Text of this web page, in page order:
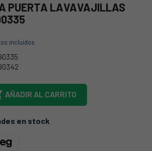
PUERTA LAVAVAJILLAS
incluidos
AÑADIR AL CARRITO
en stock